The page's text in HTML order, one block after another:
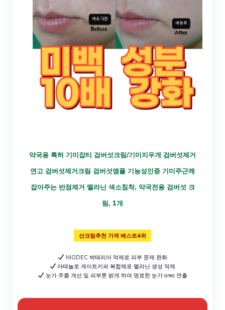
약국용 특허 기미잡티 검버섯크림/기미지우개 검버섯제거
연고 검버섯제거크림 검버섯앰플 기능성인증 기미주근깨
잡아주는 반점제거 멜라닌 색소침착, 약국전용 검버섯 크
림, 1개
선크림추천 가격 베스트4위
NIODEC 박테리아 억제로 피부 문제 완화
아테놀로 게이트키퍼 복합체로 멜라닌 생성 억제
눈가 주름 개선 및 피부톤 밝게 하여 명료한 눈가 area 연출